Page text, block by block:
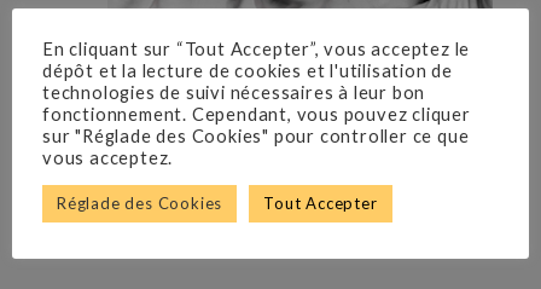
En cliquant sur “Tout Accepter”, vous acceptez le
dépôt et la lecture de cookies et l'utilisation de
technologies de suivi nécessaires à leur bon
fonctionnement. Cependant, vous pouvez cliquer
sur "Réglade des Cookies" pour controller ce que
vous acceptez.
Réglade des Cookies Tout Accepter